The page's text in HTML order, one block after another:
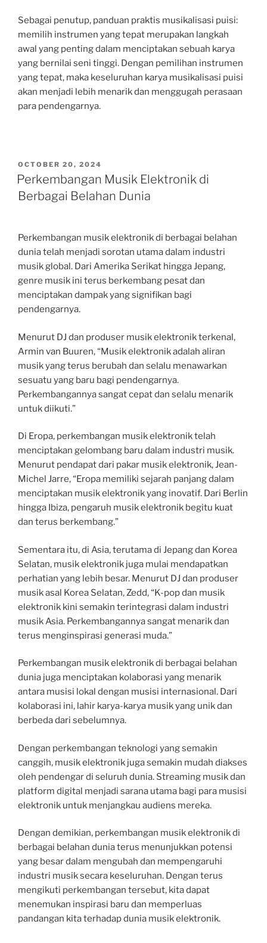
Sebagai penutup, panduan praktis musikalisasi puisi:
memilih instrumen yang tepat merupakan langkah
awal yang penting dalam menciptakan sebuah karya
yang bernilai seni tinggi. Dengan pemilihan instrumen
yang tepat, maka keseluruhan karya musikalisasi puisi
akan menjadi lebih menarik dan menggugah perasaan
para pendengarnya.
POSTED
ON
OCTOBER 20, 2024
Perkembangan Musik Elektronik di
Berbagai Belahan Dunia
Perkembangan musik elektronik di berbagai belahan
dunia telah menjadi sorotan utama dalam industri
musik global. Dari Amerika Serikat hingga Jepang,
genre musik ini terus berkembang pesat dan
menciptakan dampak yang signifikan bagi
pendengarnya.
Menurut DJ dan produser musik elektronik terkenal,
Armin van Buuren, “Musik elektronik adalah aliran
musik yang terus berubah dan selalu menawarkan
sesuatu yang baru bagi pendengarnya.
Perkembangannya sangat cepat dan selalu menarik
untuk diikuti.”
Di Eropa, perkembangan musik elektronik telah
menciptakan gelombang baru dalam industri musik.
Menurut pendapat dari pakar musik elektronik, Jean-
Michel Jarre, “Eropa memiliki sejarah panjang dalam
menciptakan musik elektronik yang inovatif. Dari Berlin
hingga Ibiza, pengaruh musik elektronik begitu kuat
dan terus berkembang.”
Sementara itu, di Asia, terutama di Jepang dan Korea
Selatan, musik elektronik juga mulai mendapatkan
perhatian yang lebih besar. Menurut DJ dan produser
musik asal Korea Selatan, Zedd, “K-pop dan musik
elektronik kini semakin terintegrasi dalam industri
musik Asia. Perkembangannya sangat menarik dan
terus menginspirasi generasi muda.”
Perkembangan musik elektronik di berbagai belahan
dunia juga menciptakan kolaborasi yang menarik
antara musisi lokal dengan musisi internasional. Dari
kolaborasi ini, lahir karya-karya musik yang unik dan
berbeda dari sebelumnya.
Dengan perkembangan teknologi yang semakin
canggih, musik elektronik juga semakin mudah diakses
oleh pendengar di seluruh dunia. Streaming musik dan
platform digital menjadi sarana utama bagi para musisi
elektronik untuk menjangkau audiens mereka.
Dengan demikian, perkembangan musik elektronik di
berbagai belahan dunia terus menunjukkan potensi
yang besar dalam mengubah dan mempengaruhi
industri musik secara keseluruhan. Dengan terus
mengikuti perkembangan tersebut, kita dapat
menemukan inspirasi baru dan memperluas
pandangan kita terhadap dunia musik elektronik.